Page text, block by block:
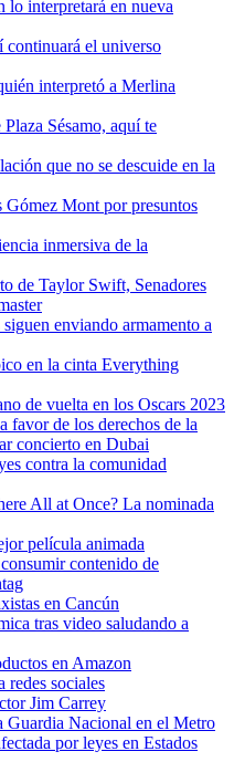
lo interpretará en nueva
continuará el universo
interpretó a Merlina
Sésamo, aquí te
que no se descuide en la
Gómez Mont por presuntos
inmersiva de la
de Taylor Swift, Senadores
enviando armamento a
en la cinta Everything
de vuelta en los Oscars 2023
favor de los derechos de la
concierto en Dubai
contra la comunidad
All at Once? La nominada
película animada
contenido de
en Cancún
tras video saludando a
en Amazon
redes sociales
Jim Carrey
Nacional en el Metro
por leyes en Estados